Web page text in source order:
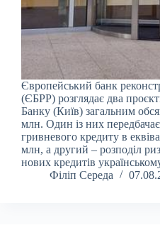
Європейський банк
(ЄБРР) розглядає два
Банку (Київ) загальним
млн. Один із них
гривневого кредиту в
млн, а другий – розподіл
нових кредитів
Філіп Середа